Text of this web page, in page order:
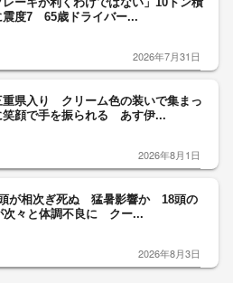
震度7 65歳ドライバー...
2026年7月31日
重県入り クリーム色の装いで集まっ
笑顔で手を振られる あす伊...
2026年8月1日
が相次ぎ死ぬ 猛暑影響か 18頭の
次々と体調不良に クー...
2026年8月3日